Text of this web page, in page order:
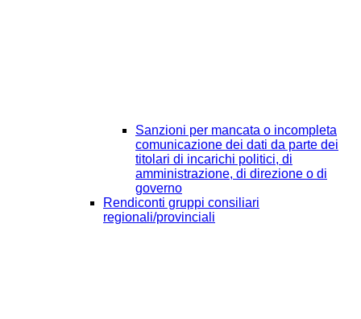
Sanzioni per mancata o incompleta
comunicazione dei dati da parte dei
titolari di incarichi politici, di
amministrazione, di direzione o di
governo
Rendiconti gruppi consiliari
regionali/provinciali